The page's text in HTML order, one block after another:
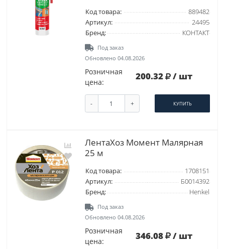
Код товара:
889482
Артикул:
24495
Бренд:
КОНТАКТ
Под заказ
Обновлено 04.08.2026
Розничная
цена:
200.32 / шт
- + КУПИТЬ
ЛентаХоз Момент Малярная
25 м
Код товара:
1708151
Артикул:
Б0014392
Бренд:
Henkel
Под заказ
Обновлено 04.08.2026
Розничная
цена:
346.08 / шт